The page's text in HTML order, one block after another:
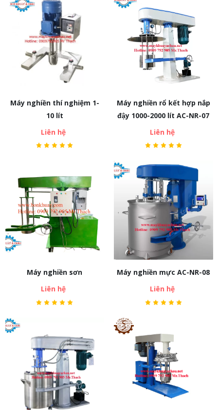
Máy nghiền thí nghiệm 1-
10 lít
Liên hệ
Máy nghiền rổ kết hợp nắp
đậy 1000-2000 lít AC-NR-07
Liên hệ
Máy nghiền sơn
Liên hệ
Máy nghiền mực AC-NR-08
Liên hệ